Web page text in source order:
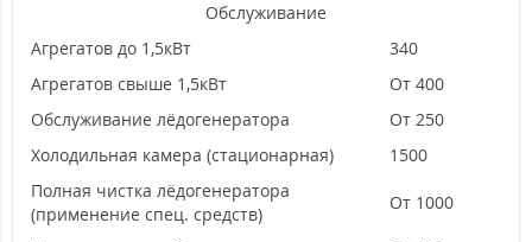
Обслуживание
Агрегатов до 1,5кВт
340
Агрегатов свыше 1,5кВт
От 400
Обслуживание лёдогенератора
От 250
Холодильная камера (стационарная)
1500
Полная чистка лёдогенератора
(применение спец. средств)
От 1000